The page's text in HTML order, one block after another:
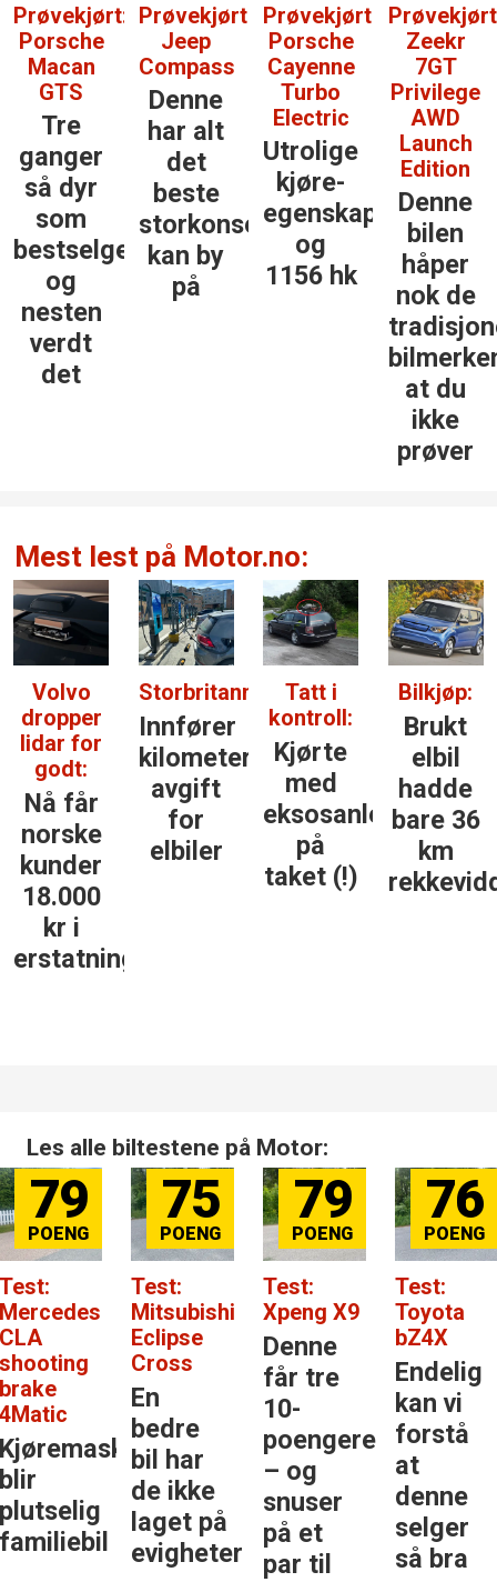
Prøvekjørt:
Jeep
Compass
Denne
har alt
det
beste
storkonsernet
kan by
Prøvekjørt:
Porsche
Cayenne
Turbo
Electric
Utrolige
kjøre­
egenskaper
og
1156 hk
Prøvekjørt:
Zeekr
7GT
Privilege
AWD
Launch
Edition
Denne
bilen
håper
tradisjonelle
bilmerkene
Lexus
550e
En
med
og
vil
ikke
noe
Mest lest på Motor.no:
Storbritannia:
Innfører
kilometer­
avgift
for
elbiler
Tatt i
kontroll:
Kjørte
med
eksosanlegget
på
taket (!)
Bilkjøp:
Brukt
elbil
hadde
bare 36
rekkevidde
feil
Les alle biltestene på Motor:
75
Mitsubishi
Cross
En
bedre
bil har
de ikke
laget på
evigheter
79
Xpeng X9
Denne
får tre
poengere
– og
snuser
på et
par til
76
Toyota
bZ4X
Endelig
forstå
denne
selger
så bra
Den